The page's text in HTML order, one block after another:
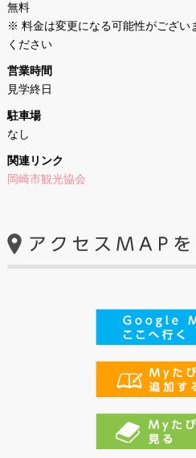
無料
※ 料金は変更になる可能性がござい
ください
営業時間
見学終日
駐車場
なし
関連リンク
岡崎市観光協会